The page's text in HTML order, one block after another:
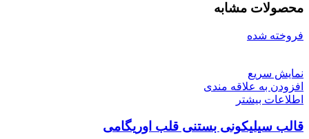
محصولات مشابه
فروخته شده
نمایش سریع
افزودن به علاقه مندی
اطلاعات بیشتر
قالب سیلیکونی بستنی قلب اوریگامی